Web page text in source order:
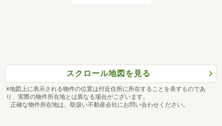
スクロール地図を見る
※地図上に表示される物件の位置は付近住所に所在することを表すものであ
り、実際の物件所在地とは異なる場合がございます。
正確な物件所在地は、取扱い不動産会社にお問い合わせください。